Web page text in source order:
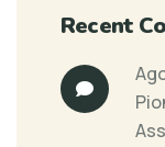
Recent